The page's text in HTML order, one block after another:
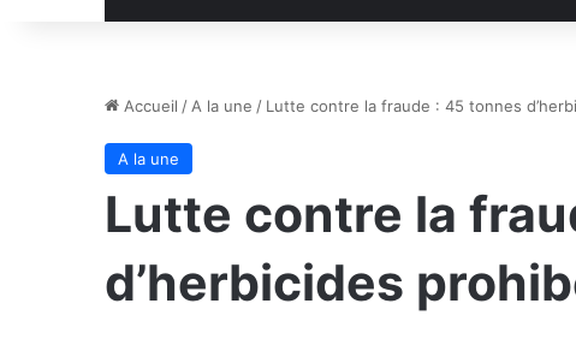
Accueil / A la une / Lutte contre la fraude : 45 tonnes
A la une
Lutte contre la
d’herbicides